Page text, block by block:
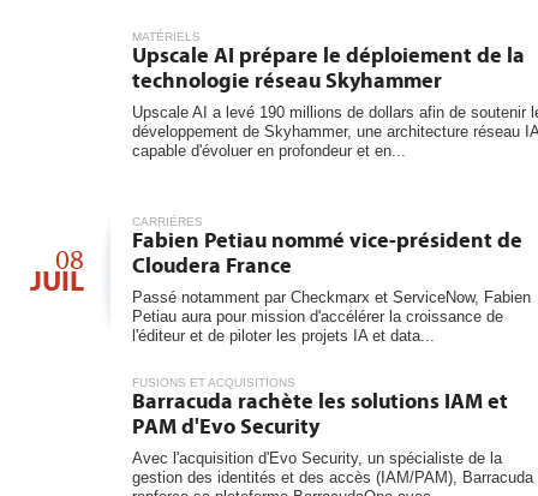
MATÉRIELS
Upscale AI prépare le déploiement de la
technologie réseau Skyhammer
Upscale AI a levé 190 millions de dollars afin de soutenir
développement de Skyhammer, une architecture réseau IA
capable d'évoluer en profondeur et en...
08
JUIL
CARRIÈRES
Fabien Petiau nommé vice-président de
Cloudera France
Passé notamment par Checkmarx et ServiceNow, Fabien
Petiau aura pour mission d'accélérer la croissance de
l'éditeur et de piloter les projets IA et data...
FUSIONS ET ACQUISITIONS
Barracuda rachète les solutions IAM et
PAM d'Evo Security
Avec l'acquisition d'Evo Security, un spécialiste de la
gestion des identités et des accès (IAM/PAM), Barracuda